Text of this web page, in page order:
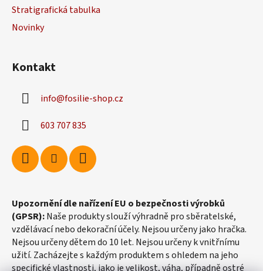
Stratigrafická tabulka
Novinky
Kontakt
info@fosilie-shop.cz
603 707 835
Upozornění dle nařízení EU o bezpečnosti výrobků
(GPSR):Naše produkty slouží výhradně pro sběratelské,
vzdělávací nebo dekorační účely. Nejsou určeny jako hračka.
Nejsou určeny dětem do 10 let. Nejsou určeny k vnitřnímu
užití. Zacházejte s každým produktem s ohledem na jeho
specifické vlastnosti, jako je velikost, váha, případně ostré